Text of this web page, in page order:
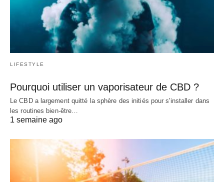
LIFESTYLE
Pourquoi utiliser un vaporisateur de CBD ?
Le CBD a largement quitté la sphère des initiés pour s'installer dans
les routines bien-être…
1 semaine ago